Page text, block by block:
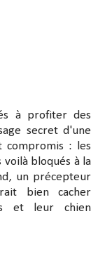
à profiter des
secret d'une
compromis : les
voilà bloqués à la
un précepteur
bien cacher
et leur chien